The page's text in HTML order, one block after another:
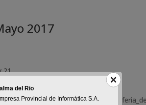
2017
21
del Rio
Provincial de Informática S.A.